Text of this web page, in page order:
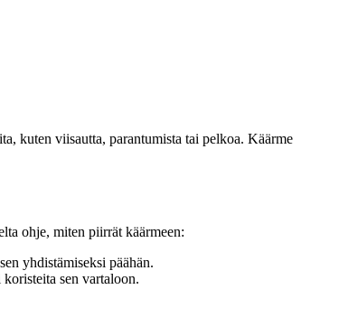
kuten viisautta, parantumista tai pelkoa. Käärme
ohje, miten piirrät käärmeen:
yhdistämiseksi päähän.
sen vartaloon.